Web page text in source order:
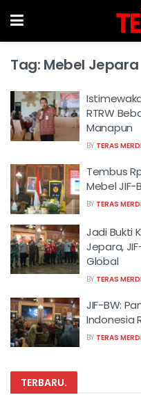
Tag: Mebel Jepara
RTRW
Manapun
BY TERAS
Tembus
Mebel JIF-
BY TERAS
Jadi Bukti
Jepara,
Global
BY TERAS
JIF-BW:
Indonesia
BY TERAS
TERBARU.